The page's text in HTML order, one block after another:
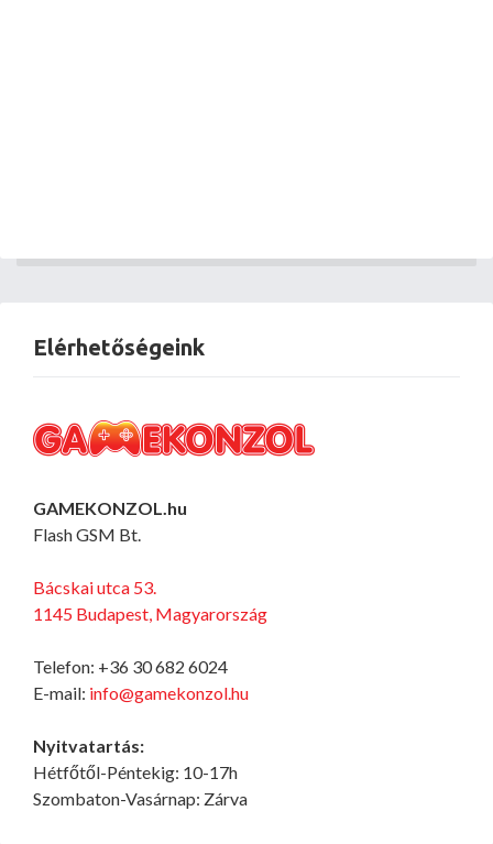
Elérhetőségeink
GAMEKONZOL.hu
Flash GSM Bt.
Bácskai utca 53.
1145 Budapest, Magyarország
Telefon: +36 30 682 6024
E-mail: info@gamekonzol.hu
Nyitvatartás:
Hétfőtől-Péntekig: 10-17h
Szombaton-Vasárnap: Zárva